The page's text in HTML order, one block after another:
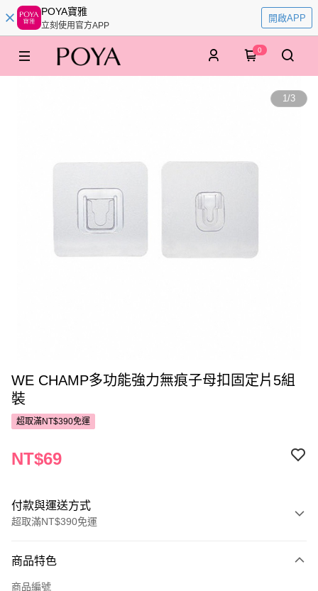
POYA寶雅
立刻使用官方APP
開啟APP
0
1/3
WE CHAMP多功能強力無痕子母扣固定片5組
裝
超取滿NT$390免運
NT$69
付款與運送方式
超取滿NT$390免運
POYA支付
商品特色
商品編號